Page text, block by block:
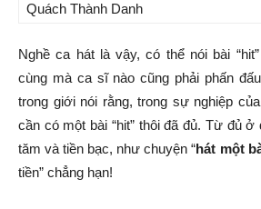
Quách Thành Danh
Nghề ca hát là vậy, có thể nói bài
cùng mà ca sĩ nào cũng phải phấn
trong giới nói rằng, trong sự nghiệp
cần có một bài “hit” thôi đã đủ. Từ đủ
tăm và tiền bạc, như chuyện “hát một
tiền” chẳng hạn!